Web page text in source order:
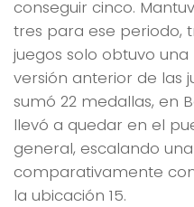
conseguir cinco.
tres para ese periodo,
juegos solo obtuvo
versión anterior de las
sumó 22 medallas, en
llevó a quedar en el
general, escalando
comparativamente
la ubicación 15.